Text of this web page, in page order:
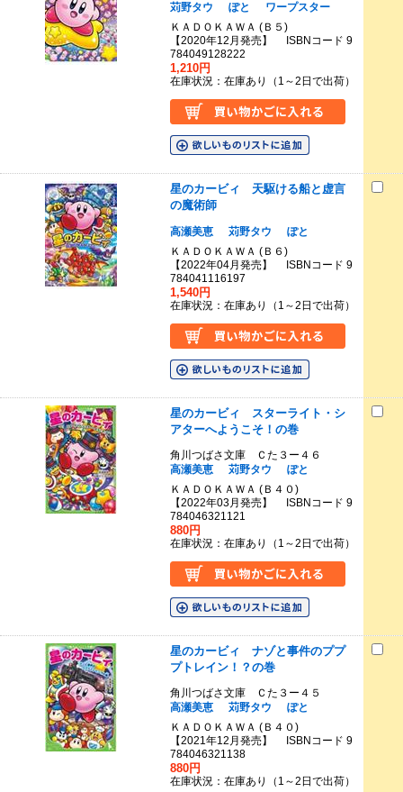
苅野タウ ぽと
ワープスター
ＫＡＤＯＫＡＷＡ (Ｂ５)
【2020年12月発売】 ISBNコード 9
784049128222
1,210円
在庫状況：在庫あり（1～2日で出荷）
星のカービィ 天駆ける船と虚言
の魔術師
高瀬美恵 苅野タウ
ぽと
ＫＡＤＯＫＡＷＡ (Ｂ６)
【2022年04月発売】 ISBNコード 9
784041116197
1,540円
在庫状況：在庫あり（1～2日で出荷）
星のカービィ スターライト・シ
アターへようこそ！の巻
角川つばさ文庫 Ｃた３ー４６
高瀬美恵
苅野タウ
ぽと
ＫＡＤＯＫＡＷＡ (Ｂ４０)
【2022年03月発売】 ISBNコード 9
784046321121
880円
在庫状況：在庫あり（1～2日で出荷）
星のカービィ ナゾと事件のププ
プトレイン！？の巻
角川つばさ文庫 Ｃた３ー４５
高瀬美恵
苅野タウ
ぽと
ＫＡＤＯＫＡＷＡ (Ｂ４０)
【2021年12月発売】 ISBNコード 9
784046321138
880円
在庫状況：在庫あり（1～2日で出荷）